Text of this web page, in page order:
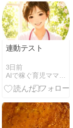
開！
連動テスト
3日前
AIで稼ぐ育児ママの在宅起業術